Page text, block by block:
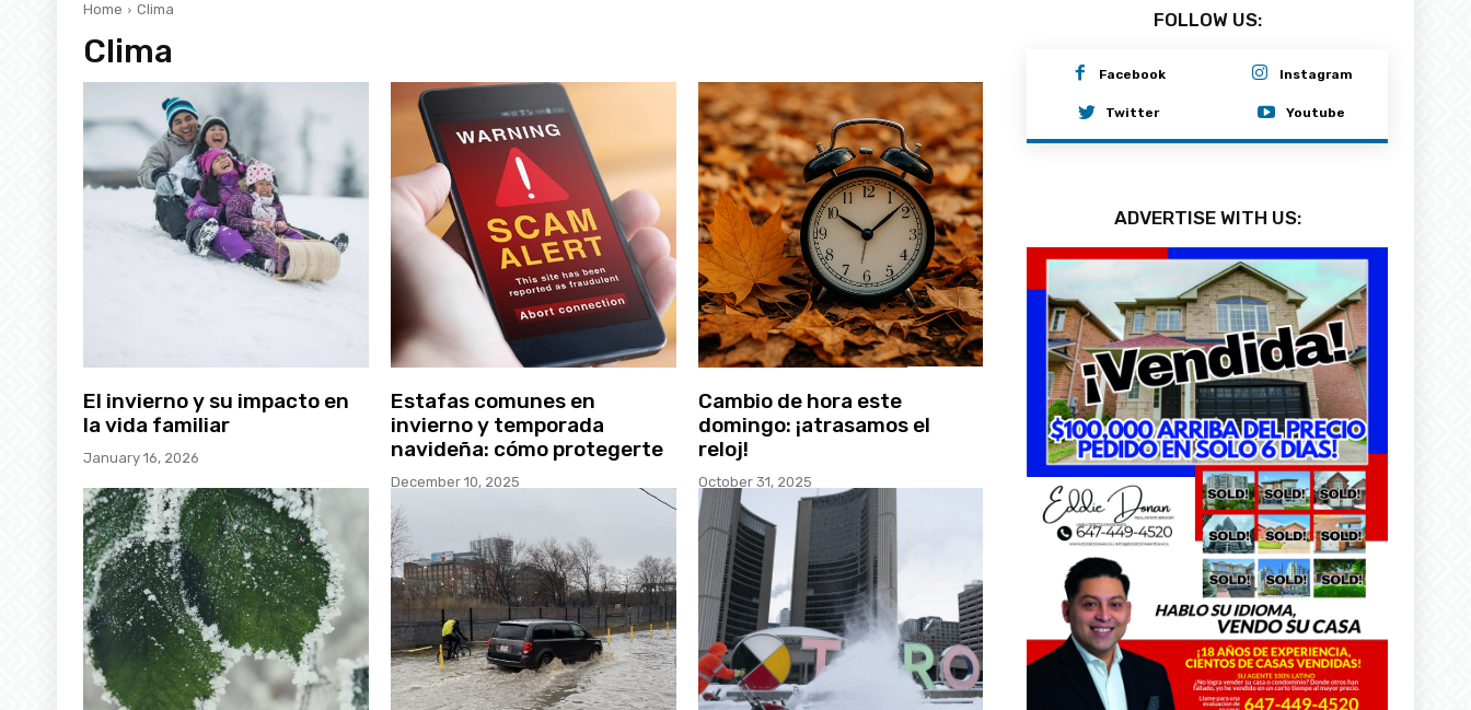
Home Clima
Clima
El invierno y su impacto en
la vida familiar
January 16, 2026
Estafas comunes en
invierno y temporada
navideña: cómo protegerte
December 10, 2025
Cambio de hora este
domingo: ¡atrasamos el
reloj!
October 31, 2025
FOLLOW US:
Facebook Instagram
Twitter Youtube
ADVERTISE WITH US: